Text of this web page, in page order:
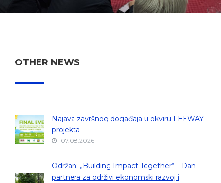
OTHER NEWS
Najava završnog događaja u okviru LEEWAY
projekta
07.08.2026
Održan: „Building Impact Together“ – Dan
partnera za održivi ekonomski razvoj i